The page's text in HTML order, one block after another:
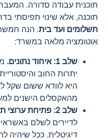
תוכנית עבודה סדורה. המעבר
תוכנה, אלא שינוי תפיסתי
תשלומים ועד בית. הנה
אוטומציה מלאה במשרד:
שלב 1: איחוד נתונים.
יתרות החוב
היא לוודא ששום שקל
מהאקסלים הישנים
שלב 2: פתיחת ערוצי תשלום דיגיטליים.
לדיירים לשלם
דיגיטלית. ככל שיהיה